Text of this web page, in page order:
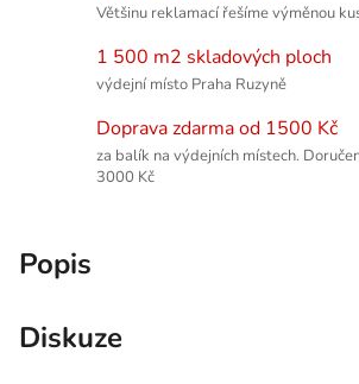
Většinu reklamací řešíme výměnou
1 500 m2 skladových ploch
výdejní místo Praha Ruzyně
Doprava zdarma od 1500 Kč
za balík na výdejních místech.
3000 Kč
Popis
Diskuze